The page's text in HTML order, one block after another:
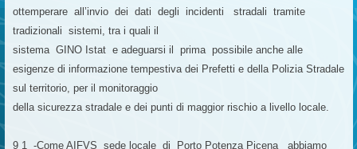
ottemperare all’invio dei dati degli incidenti stradali tramite
tradizionali sistemi, tra i quali il
sistema GINO Istat e adeguarsi il prima possibile anche alle
esigenze di informazione tempestiva dei Prefetti e della Polizia Stradale
sul territorio, per il monitoraggio
della sicurezza stradale e dei punti di maggior rischio a livello locale.
9 1 -Come AIFVS sede locale di Porto Potenza Picena abbiamo